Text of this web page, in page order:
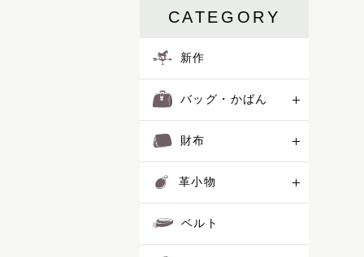
CATEGORY
新作
バッグ・かばん
財布
革小物
ベルト